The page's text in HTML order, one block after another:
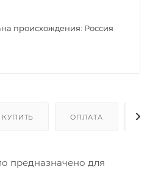
происхождения: Россия
КУПИТЬ ОПЛАТА
предназначено для